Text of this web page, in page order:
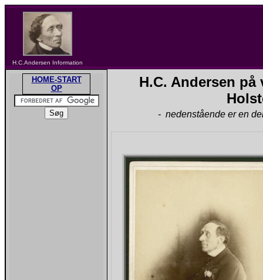
H.C.Andersen Information
HOME-START
OP
H.C. Andersen på
- nedenstående er en